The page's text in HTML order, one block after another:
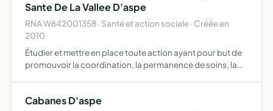
Sante De La Vallee D'aspe
RNA W642001358 · Santé et action sociale · Créée en
2010
Étudier et mettre en place toute action ayant pour but de
promouvoir la coordination, la permanence de soins, la
Cabanes D'aspe